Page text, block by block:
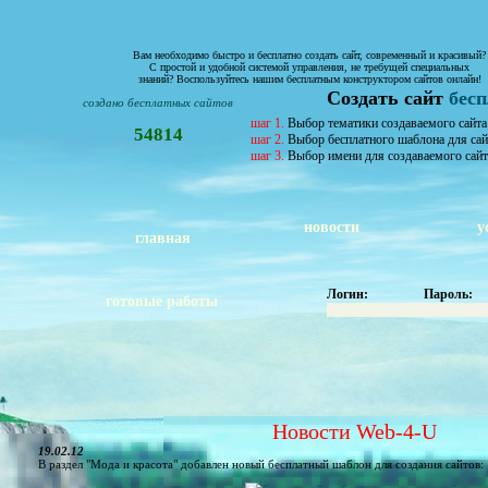
Вам необходимо быстро и бесплатно создать сайт, современный и красивый?
С простой и удобной системой управления, не требущей специальных
знаний? Воспользуйтесь нашим бесплатным конструктором сайтов онлайн!
создано бесплатных сайтов
54814
Создать сайт
шаг 1. Выбор тематики создаваемого сайта
шаг 2. Выбор бесплатного шаблона для
шаг 3.Выбор имени для создаваемого
готовые работы
главная
новости
Логин: Пароль:
Новости Web-4-U
19.02.12
В раздел "Мода и красота" добавлен новый бесплатный шаблон для создания сайтов: